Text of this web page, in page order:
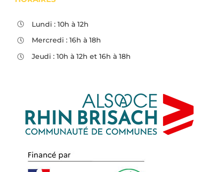
Lundi : 10h à 12h
Mercredi : 16h à 18h
Jeudi : 10h à 12h et 16h à 18h